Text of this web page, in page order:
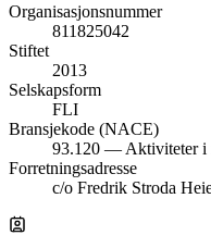
Organisasjonsnummer
811825042
Stiftet
2013
Selskapsform
FLI
Bransjekode (NACE)
93.120 — Aktiviteter i
Forretningsadresse
c/o Fredrik Stroda